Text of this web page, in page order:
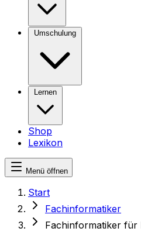
Umschulung
Lernen
Shop
Lexikon
Menü öffnen
Start
Fachinformatiker
Fachinformatiker für